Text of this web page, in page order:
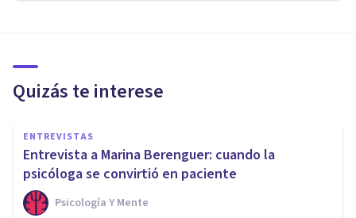
Quizás te interese
ENTREVISTAS
Entrevista a Marina Berenguer: cuando la
psicóloga se convirtió en paciente
Psicología Y Mente